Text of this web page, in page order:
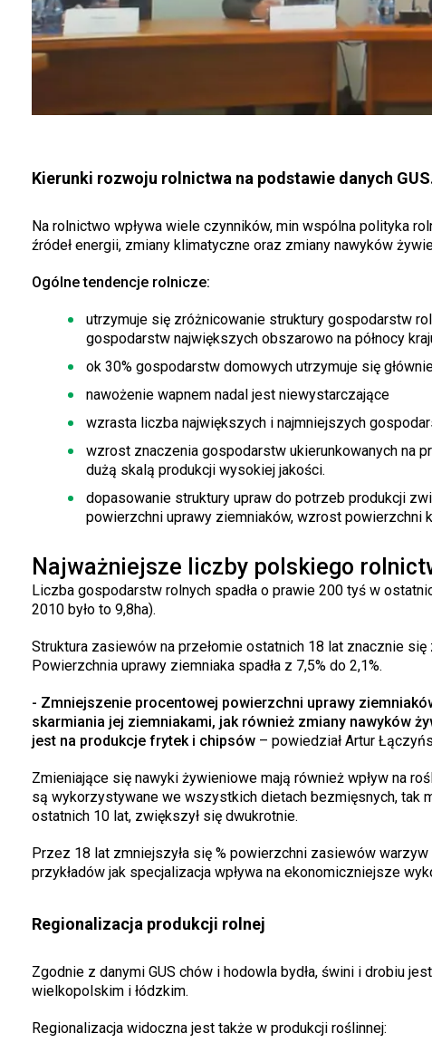
Kierunki rozwoju rolnictwa na podstawie danych
Na rolnictwo wpływa wiele czynników, min wspólna polityka
źródeł energii, zmiany klimatyczne oraz zmiany nawyków
Ogólne tendencje rolnicze:
utrzymuje się zróżnicowanie struktury gospodarstw
gospodarstw największych obszarowo na północy
ok 30% gospodarstw domowych utrzymuje się
nawożenie wapnem nadal jest niewystarczające
wzrasta liczba największych i najmniejszych
wzrost znaczenia gospodarstw ukierunkowanych na
dużą skalą produkcji wysokiej jakości.
dopasowanie struktury upraw do potrzeb produkcji
powierzchni uprawy ziemniaków, wzrost powierzchni
Najważniejsze liczby polskiego
Liczba gospodarstw rolnych spadła o prawie 200 tyś w
2010 było to 9,8ha).
Struktura zasiewów na przełomie ostatnich 18 lat znacznie
Powierzchnia uprawy ziemniaka spadła z 7,5% do 2,1%.
- Zmniejszenie procentowej powierzchni uprawy
skarmiania jej ziemniakami, jak również zmiany nawyków
jest na produkcje frytek i chipsów– powiedział Artur
Zmieniające się nawyki żywieniowe mają również wpływ na
są wykorzystywane we wszystkich dietach bezmięsnych, tak
ostatnich 10 lat, zwiększył się dwukrotnie.
Przez 18 lat zmniejszyła się % powierzchni zasiewów
przykładów jak specjalizacja wpływa na ekonomiczniejsze
Regionalizacja produkcji rolnej
Zgodnie z danymi GUS chów i hodowla bydła, świni i drobiu
wielkopolskim i łódzkim.
Regionalizacja widoczna jest także w produkcji roślinnej: